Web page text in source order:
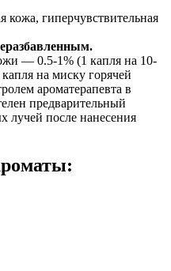
кожа, гиперчувствительная
— 0.5-1% (1 капля на 10-
на миску горячей
ароматерапевта в
предварительный
лучей после нанесения